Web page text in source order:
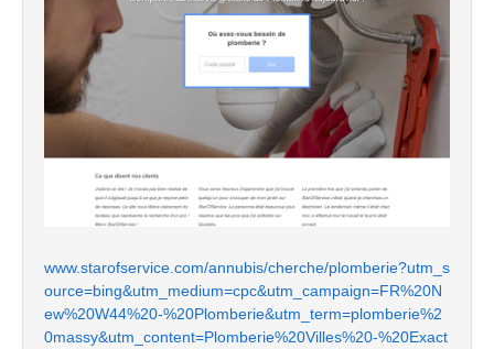
www.starofservice.com/annubis/cherche/plomberie?utm_s
ource=bing&utm_medium=cpc&utm_campaign=FR%20N
ew%20W44%20-%20Plomberie&utm_term=plomberie%2
0massy&utm_content=Plomberie%20Villes%20-%20Exact